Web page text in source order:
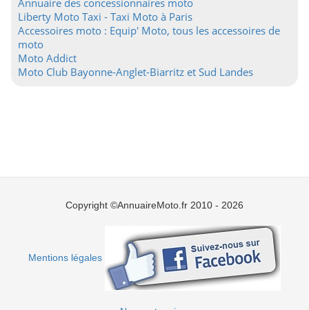
Annuaire des concessionnaires moto
Liberty Moto Taxi - Taxi Moto à Paris
Accessoires moto : Equip' Moto, tous les accessoires de
moto
Moto Addict
Moto Club Bayonne-Anglet-Biarritz et Sud Landes
Copyright ©AnnuaireMoto.fr 2010 - 2026
Mentions légales